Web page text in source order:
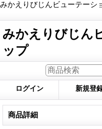
みかえりびじんビューテーシ
みかえりびじん
ップ
ログイン 新規登
商品詳細